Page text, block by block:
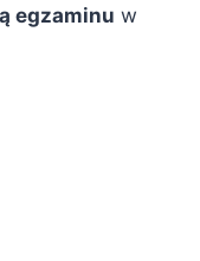
egzaminu w